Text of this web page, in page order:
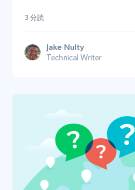
3 分読
Jake Nulty
Technical Writer